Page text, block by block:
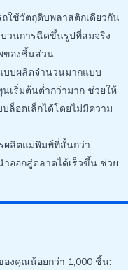
ใช้วัตถุดิบพลาสติกเดียวกัน
วนการฉีดขึ้นรูปที่สมจริง
ของชิ้นส่วน
บบผลิตจำนวนมากแบบ
เริ่มต้นต่ำกว่ามาก ช่วยให้
ล็อตเล็กได้โดยไม่มีความ
ผลิตแม่พิมพ์ที่สั้นกว่า
ออกสู่ตลาดได้เร็วขึ้น ช่วย
งคุณน้อยกว่า 1,000 ชิ้น: